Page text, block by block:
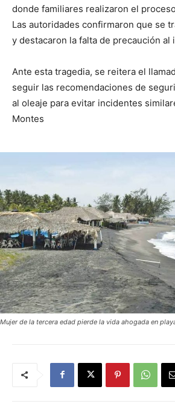
donde familiares realizaron el
Las autoridades confirmaron que se
y destacaron la falta de precaución al
Ante esta tragedia, se reitera el
seguir las recomendaciones de
al oleaje para evitar incidentes
Montes
Mujer de la tercera edad pierde la vida ahogada en